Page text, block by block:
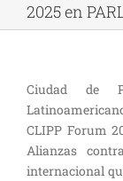
2025 en
Ciudad de
CLIPP Forum
Alianzas
internacional